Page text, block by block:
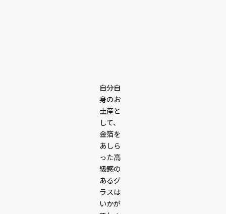
自分自
身のお
土産と
して、
金箔を
あしら
った高
級感の
あるグ
ラスは
いかが